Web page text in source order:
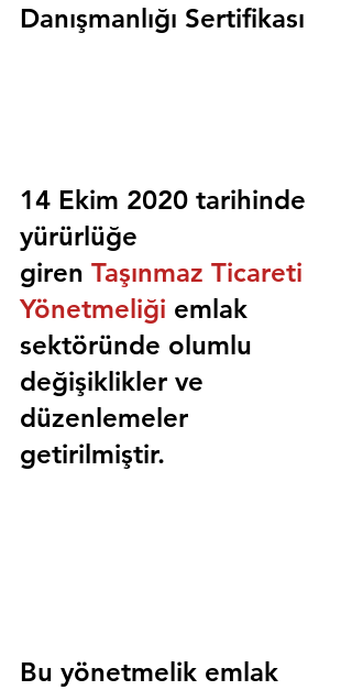
Danışmanlığı Sertifikası
14 Ekim 2020 tarihinde
yürürlüğe
giren Taşınmaz Ticareti
Yönetmeliği emlak
sektöründe olumlu
değişiklikler ve
düzenlemeler
getirilmiştir.
Bu yönetmelik emlak